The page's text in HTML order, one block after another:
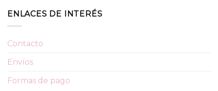
ENLACES DE INTERÉS
Contacto
Envíos
Formas de pago